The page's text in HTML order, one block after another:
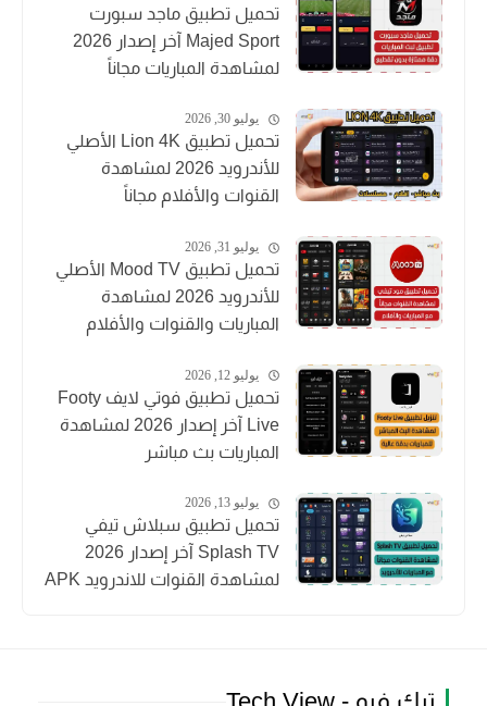
تحميل تطبيق ماجد سبورت
Majed Sport آخر إصدار 2026
لمشاهدة المباريات مجاناً
يوليو 30, 2026
تحميل تطبيق Lion 4K الأصلي
للأندرويد 2026 لمشاهدة
القنوات والأفلام مجاناً
يوليو 31, 2026
تحميل تطبيق Mood TV الأصلي
للأندرويد 2026 لمشاهدة
المباريات والقنوات والأفلام
يوليو 12, 2026
تحميل تطبيق فوتي لايف Footy
Live آخر إصدار 2026 لمشاهدة
المباريات بث مباشر
يوليو 13, 2026
تحميل تطبيق سبلاش تيفي
Splash TV آخر إصدار 2026
لمشاهدة القنوات للاندرويد APK